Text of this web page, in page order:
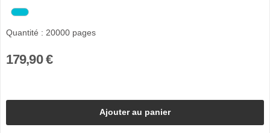
Quantité : 20000 pages
179,90 €
Ajouter au panier